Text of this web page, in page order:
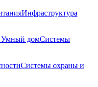
Инфраструктура
Системы
Системы охраны и